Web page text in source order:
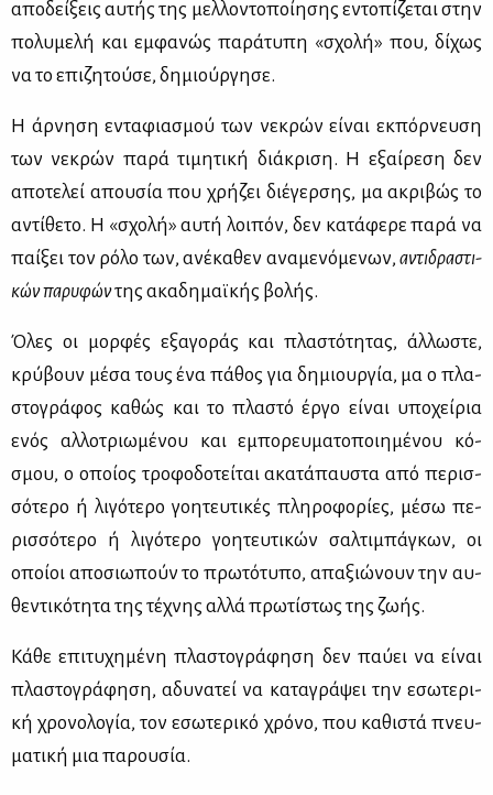
απο­δεί­ξεις αυ­τής της μελ­λο­ντο­ποί­η­σης εντο­πί­ζε­ται στην
πο­λυ­με­λή και εμ­φα­νώς πα­ρά­τυ­πη «σχο­λή» που, δί­χως
να το επι­ζη­τού­σε, δη­μιούρ­γη­σε.
Η άρ­νη­ση εντα­φια­σμού των νε­κρών εί­ναι εκ­πόρ­νευ­ση
των νε­κρών πα­ρά τι­μη­τι­κή διά­κρι­ση. Η εξαί­ρε­ση δεν
απο­τε­λεί απου­σία που χρή­ζει διέ­γερ­σης, μα ακρι­βώς το
αντί­θε­το. Η «σχο­λή» αυ­τή λοι­πόν, δεν κα­τά­φε­ρε πα­ρά να
παί­ξει τον ρό­λο των, ανέ­κα­θεν ανα­με­νό­με­νων, αντι­δρα­στι­
κών πα­ρυ­φώντης ακα­δη­μαϊ­κής βο­λής.
Όλες οι μορ­φές εξα­γο­ράς και πλα­στό­τη­τας, άλ­λω­στε,
κρύ­βουν μέ­σα τους ένα πά­θος για δη­μιουρ­γία, μα ο πλα­
στο­γρά­φος κα­θώς και το πλα­στό έρ­γο εί­ναι υπο­χεί­ρια
ενός αλ­λο­τριω­μέ­νου και εμπο­ρευ­μα­το­ποι­η­μέ­νου κό­
σμου, ο οποί­ος τρο­φο­δο­τεί­ται ακα­τά­παυ­στα από πε­ρισ­
σό­τε­ρο ή λι­γό­τε­ρο γοη­τευ­τι­κές πλη­ρο­φο­ρί­ες, μέ­σω πε­
ρισ­σό­τε­ρο ή λι­γό­τε­ρο γοη­τευ­τι­κών σαλ­τι­μπά­γκων, οι
οποί­οι απο­σιω­πούν το πρω­τό­τυ­πο, απα­ξιώ­νουν την αυ­
θε­ντι­κό­τη­τα της τέ­χνης αλ­λά πρω­τί­στως της ζω­ής.
Κά­θε επι­τυ­χη­μέ­νη πλα­στο­γρά­φη­ση δεν παύ­ει να εί­ναι
πλα­στο­γρά­φη­ση, αδυ­να­τεί να κα­τα­γρά­ψει την εσω­τε­ρι­
κή χρο­νο­λο­γία, τον εσω­τε­ρι­κό χρό­νο, που κα­θι­στά πνευ­
μα­τι­κή μια πα­ρου­σία.